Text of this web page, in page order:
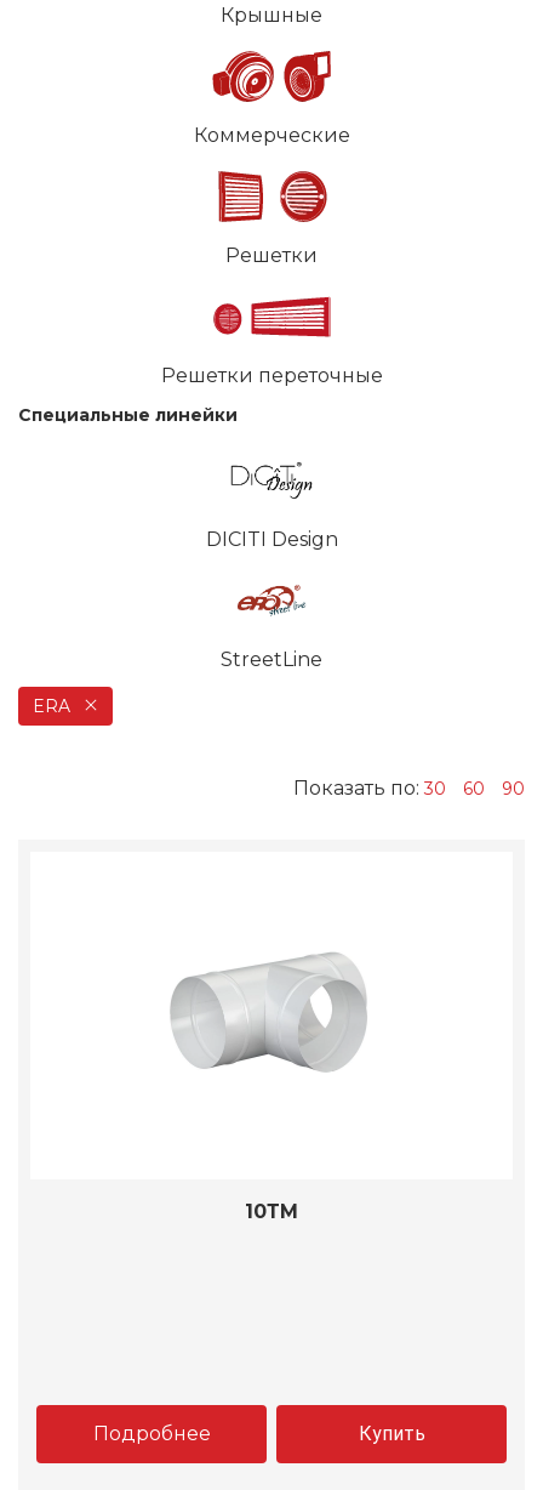
Крышные
Коммерческие
Решетки
Решетки переточные
Специальные линейки
DICITI Design
StreetLine
ERA
Показать по:30 60 90
10ТМ
Подробнее Купить